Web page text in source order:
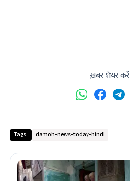
ख़बर शेयर करें
Tags: damoh-news-today-hindi